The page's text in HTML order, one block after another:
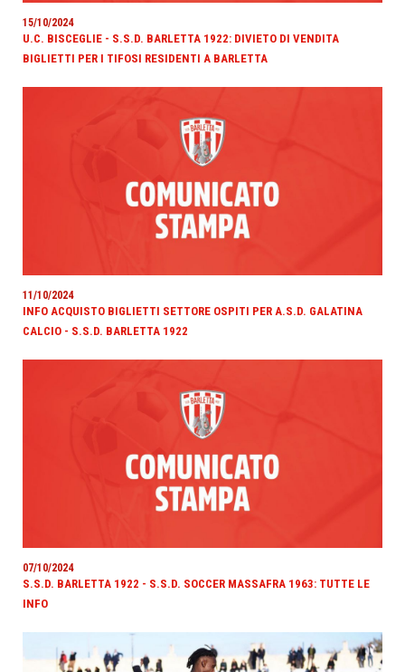
15/10/2024
U.C. BISCEGLIE - S.S.D. BARLETTA 1922: DIVIETO DI VENDITA
BIGLIETTI PER I TIFOSI RESIDENTI A BARLETTA
11/10/2024
INFO ACQUISTO BIGLIETTI SETTORE OSPITI PER A.S.D. GALATINA
CALCIO - S.S.D. BARLETTA 1922
07/10/2024
S.S.D. BARLETTA 1922 - S.S.D. SOCCER MASSAFRA 1963: TUTTE LE
INFO